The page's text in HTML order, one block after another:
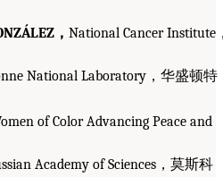
， National Cancer Institute
National Laboratory，华盛顿特
of Color Advancing Peace and
Academy of Sciences，莫斯科